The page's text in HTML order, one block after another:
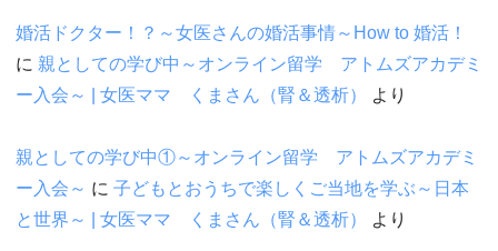
婚活ドクター！？～女医さんの婚活事情～How to 婚活！
に 親としての学び中～オンライン留学 アトムズアカデミ
ー入会～ | 女医ママ くまさん（腎＆透析）
より
親としての学び中①～オンライン留学 アトムズアカデミ
ー入会～ に 子どもとおうちで楽しくご当地を学ぶ～日本
と世界～ | 女医ママ くまさん（腎＆透析）
より